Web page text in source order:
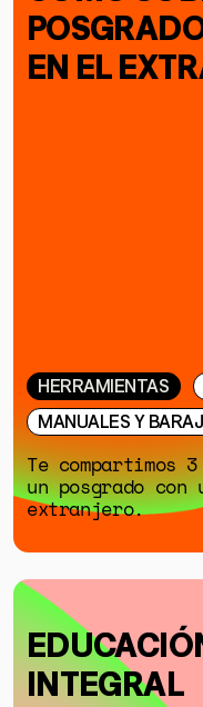
EN EL
HERRAMIENTAS
MANUALES Y
Te compartimos
un posgrado con
extranjero.
INTEGRAL